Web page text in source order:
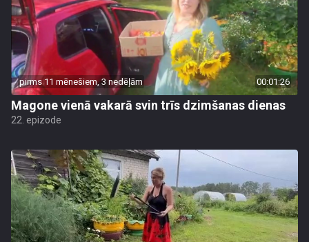
pirms 11 mēnešiem, 3 nedēļām 00:01:26
Magone vienā vakarā svin trīs dzimšanas dienas
22. epizode